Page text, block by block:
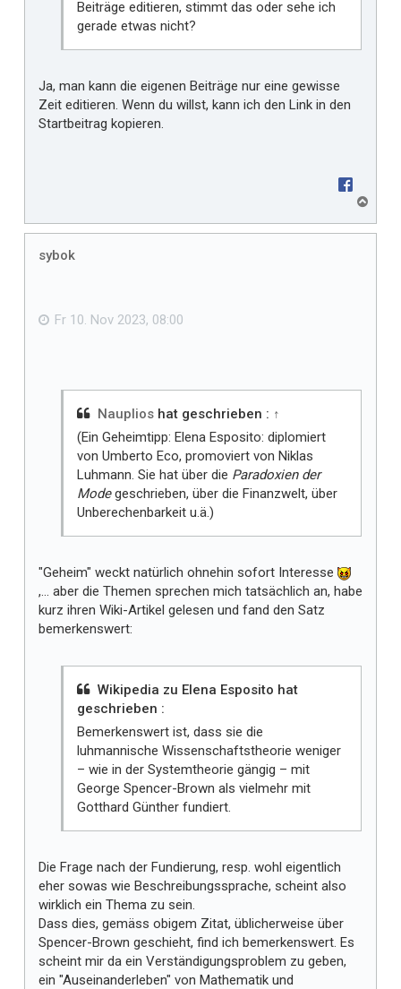
Beiträge editieren, stimmt das oder sehe ich
gerade etwas nicht?
Ja, man kann die eigenen Beiträge nur eine gewisse
Zeit editieren. Wenn du willst, kann ich den Link in den
Startbeitrag kopieren.
c
sybok
Fr 10. Nov 2023, 08:00
Nauplios hat geschrieben : ↑
(Ein Geheimtipp: Elena Esposito: diplomiert
von Umberto Eco, promoviert von Niklas
Luhmann. Sie hat über die Paradoxien der
Modegeschrieben, über die Finanzwelt, über
Unberechenbarkeit u.ä.)
"Geheim" weckt natürlich ohnehin sofort Interesse
,... aber die Themen sprechen mich tatsächlich an, habe
kurz ihren Wiki-Artikel gelesen und fand den Satz
bemerkenswert:
Wikipedia zu Elena Esposito hat
geschrieben :
Bemerkenswert ist, dass sie die
luhmannische Wissenschaftstheorie weniger
– wie in der Systemtheorie gängig – mit
George Spencer-Brown als vielmehr mit
Gotthard Günther fundiert.
Die Frage nach der Fundierung, resp. wohl eigentlich
eher sowas wie Beschreibungssprache, scheint also
wirklich ein Thema zu sein.
Dass dies, gemäss obigem Zitat, üblicherweise über
Spencer-Brown geschieht, find ich bemerkenswert. Es
scheint mir da ein Verständigungsproblem zu geben,
ein "Auseinanderleben" von Mathematik und